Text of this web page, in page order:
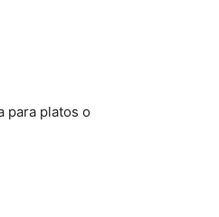
para platos o